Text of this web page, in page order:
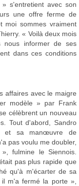
s'entretient avec son
une offre ferme de
moi sommes vraiment
« Voilà deux mois
nous informer de ses
dans ces conditions
affaires avec le maigre
modèle » par Frank
célèbrent un nouveau
Tout d'abord, Sandro
et sa manœuvre de
pas voulu me doubler,
fulmine le Siennois.
pas plus rapide que
qu'à m'écarter de sa
m'a fermé la porte »,